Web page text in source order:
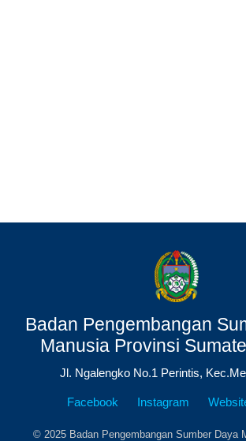
Badan Pengembangan
Manusia Provinsi
Jl. Ngalengko No.1 Perintis,
Facebook Instagram
© 2025 Badan Pengembangan Sumber Daya